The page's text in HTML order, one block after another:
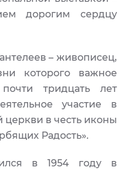
дорогим сердцу
– живописец,
которого важное
тридцать лет
участие в
церкви в честь иконы
Радость».
в 1954 году в